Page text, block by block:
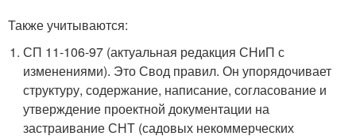
Также учитываются:
СП 11-106-97 (актуальная редакция СНиП с
изменениями). Это Свод правил. Он упорядочивает
структуру, содержание, написание, согласование и
утверждение проектной документации на
застраивание СНТ (садовых некоммерческих